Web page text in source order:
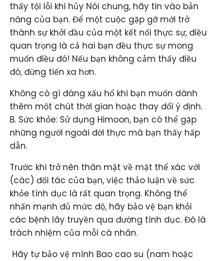
thấy tội lỗi khi hủy Nói chung, hãy tin vào bản
năng của bạn. Để một cuộc gặp gỡ mới trở
thành sự khởi đầu của một kết nối thực sự, điều
quan trọng là cả hai bạn đều thực sự mong
muốn điều đó! Nếu bạn không cảm thấy điều
đó, đừng tiến xa hơn.
Không có gì đáng xấu hổ khi bạn muốn dành
thêm một chút thời gian hoặc thay đổi ý định.
B. Sức khỏe: Sử dụng Himoon, bạn có thể gặp
những người ngoài đời thực mà bạn thấy hấp
dẫn.
Trước khi trở nên thân mật về mặt thể xác với
(các) đối tác của bạn, việc thảo luận về sức
khỏe tình dục là rất quan trọng. Không thể
nhấn mạnh đủ mức độ, hãy bảo vệ bạn khỏi
các bệnh lây truyền qua đường tình dục. Đó là
trách nhiệm của mỗi cá nhân.
​ Hãy tự bảo vệ mình Bao cao su (nam hoặc